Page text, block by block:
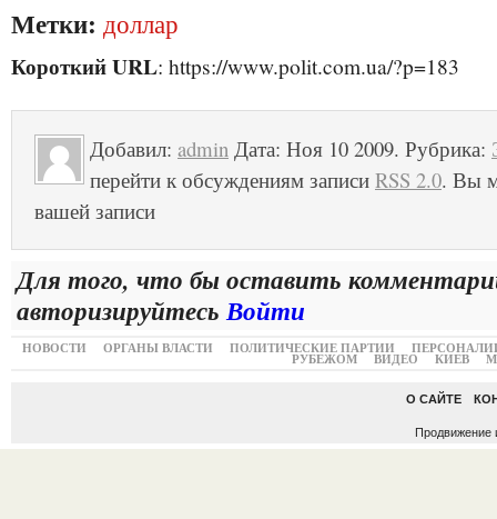
Метки: доллар
Короткий URL: https://www.polit.com.ua/?p=183
Добавил: admin Дата: Ноя 10 2009. Рубрика:
перейти к обсуждениям записи RSS 2.0. Вы
вашей записи
Для того, что бы оставить
авторизируйтесьВойти
НОВОСТИ ОРГАНЫ ВЛАСТИ ПОЛИТИЧЕСКИЕ ПАРТИИ
РУБЕЖОМ ВИДЕО КИЕВ
О САЙТЕ
Продвижение